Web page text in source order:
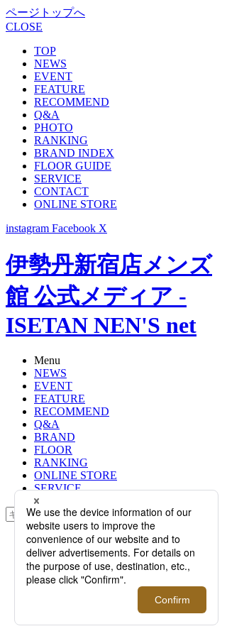
ページトップへ
CLOSE
TOP
NEWS
EVENT
FEATURE
RECOMMEND
Q&A
PHOTO
RANKING
BRAND INDEX
FLOOR GUIDE
SERVICE
CONTACT
ONLINE STORE
instagram Facebook X
伊勢丹新宿店メンズ
館 公式メディア -
ISETAN NEN'S net
Menu
NEWS
EVENT
FEATURE
RECOMMEND
Q&A
BRAND
FLOOR
RANKING
ONLINE STORE
SERVICE
検索
TOP
PHOTO
【インタビュー】＜stefano bemer/ス
テファノ・ベーメル＞2代目当主 ト
マゾ・メラーニ｜不世出の靴職人を